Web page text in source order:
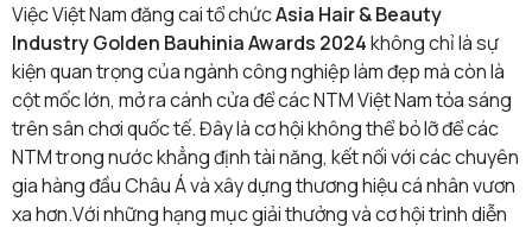
Việc Việt Nam đăng cai tổ chứcAsia Hair & Beauty
Industry Golden Bauhinia Awards 2024không chỉ là sự
kiện quan trọng của ngành công nghiệp làm đẹp mà còn là
cột mốc lớn, mở ra cánh cửa để các NTM Việt Nam tỏa sáng
trên sân chơi quốc tế. Đây là cơ hội không thể bỏ lỡ để các
NTM trong nước khẳng định tài năng, kết nối với các chuyên
gia hàng đầu Châu Á và xây dựng thương hiệu cá nhân vươn
xa hơn.Với những hạng mục giải thưởng và cơ hội trình diễn